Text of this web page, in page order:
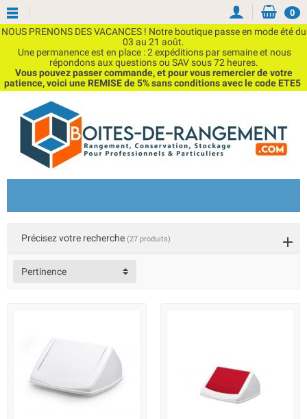
NOUS PRENONS DES VACANCES ! Notre boutique passe en mode été du
03 au 21 août.
Une permanence est en place : 2 expéditions par semaine et nous
répondons aux questions ou SAV sous 72 heures.
Vous pouvez passer commande, et pour vous remercier de votre
patience, voici une REMISE de 5% sans conditions avec le code ETE5
0
Précisez votre recherche (27 produits)
Pertinence